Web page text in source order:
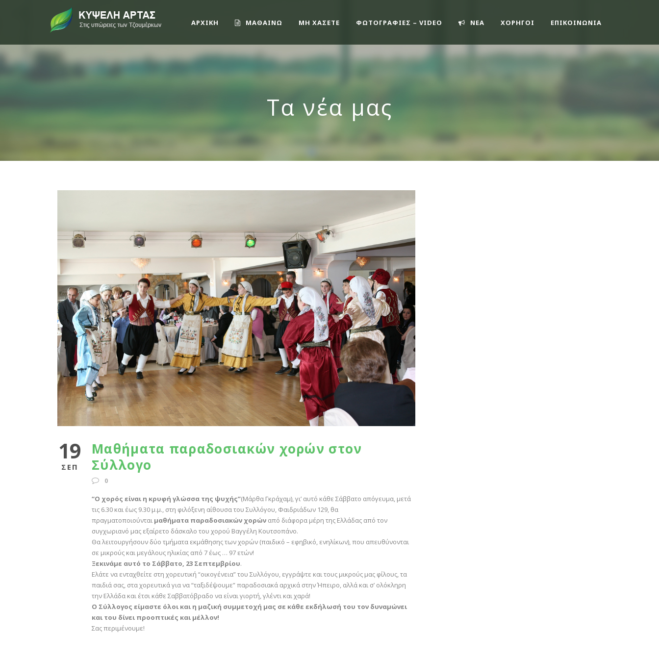
ΑΡΧΙΚΗ ΜΑΘΑΙΝΩ ΜΗ ΧΑΣΕΤΕ ΦΩΤΟΓΡΑΦΙΕΣ – VIDEO ΝΕΑ ΧΟΡΗΓΟΙ ΕΠΙΚΟΙΝΩΝΊΑ
Τα νέα μας
19
ΣΕΠ
Μαθήματα παραδοσιακών χορών στον
Σύλλογο
0
“Ο χορός είναι η κρυφή γλώσσα της ψυχής”(Μάρθα Γκράχαμ), γι’ αυτό κάθε Σάββατο απόγευμα, μετά
τις 6.30 και έως 9.30 μ.μ., στη φιλόξενη αίθουσα του Συλλόγου, Φαιδριάδων 129, θα
πραγματοποιούνται μαθήματα παραδοσιακών χορών από διάφορα μέρη της Ελλάδας από τον
συγχωριανό μας εξαίρετο δάσκαλο του χορού Βαγγέλη Κουτσοπάνο.
Θα λειτουργήσουν δύο τμήματα εκμάθησης των χορών (παιδικό – εφηβικό, ενηλίκων), που απευθύνονται
σε μικρούς και μεγάλους ηλικίας από 7 έως … 97 ετών!
Ξεκινάμε αυτό το Σάββατο, 23 Σεπτεμβρίου.
Ελάτε να ενταχθείτε στη χορευτική “οικογένεια” του Συλλόγου, εγγράψτε και τους μικρούς μας φίλους, τα
παιδιά σας, στα χορευτικά για να “ταξιδέψουμε” παραδοσιακά αρχικά στην Ήπειρο, αλλά και σ’ ολόκληρη
την Ελλάδα και έτσι κάθε Σαββατόβραδο να είναι γιορτή, γλέντι και χαρά!
Ο Σύλλογος είμαστε όλοι και η μαζική συμμετοχή μας σε κάθε εκδήλωσή του τον δυναμώνει
και του δίνει προοπτικές και μέλλον!
Σας περιμένουμε!